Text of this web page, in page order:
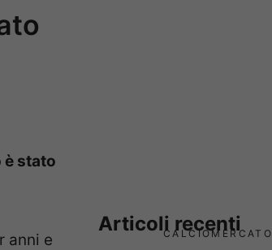
è stato
anni e
Articoli recenti
CALCIOMERCATO